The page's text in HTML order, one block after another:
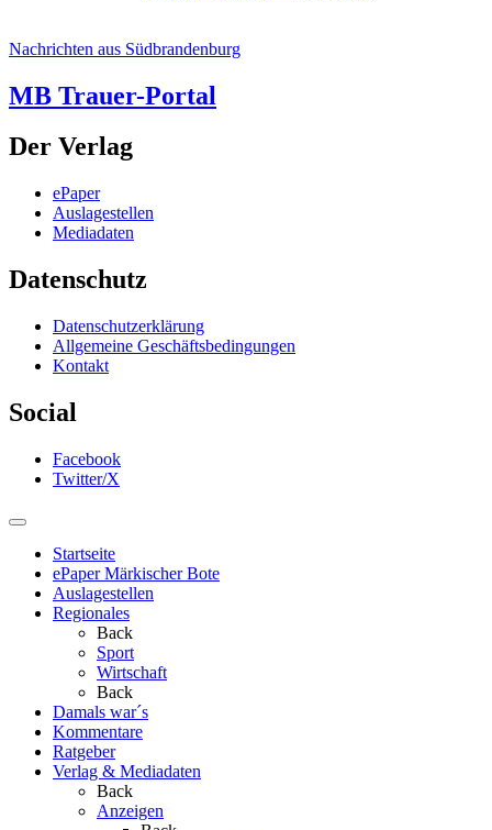
Nachrichten aus Südbrandenburg
MB Trauer-Portal
Der Verlag
ePaper
Auslagestellen
Mediadaten
Datenschutz
Datenschutzerklärung
Allgemeine Geschäftsbedingungen
Kontakt
Social
Facebook
Twitter/X
Startseite
ePaper Märkischer Bote
Auslagestellen
Regionales
Back
Sport
Wirtschaft
Back
Damals war´s
Kommentare
Ratgeber
Verlag & Mediadaten
Back
Anzeigen